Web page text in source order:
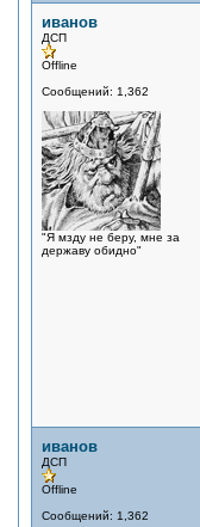
иванов
ДСП
Offline
Сообщений: 1,362
"Я мзду не беру, мне за
державу обидно"
иванов
ДСП
Offline
Сообщений: 1,362